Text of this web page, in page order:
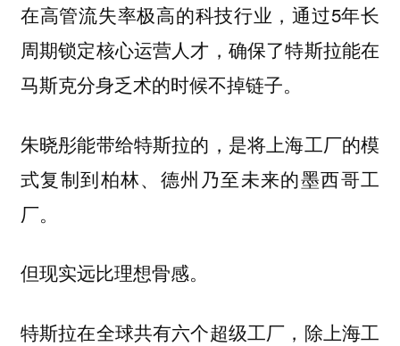
在高管流失率极高的科技行业，通过5年长
周期锁定核心运营人才，确保了特斯拉能在
马斯克分身乏术的时候不掉链子。
朱晓彤能带给特斯拉的，是将上海工厂的模
式复制到柏林、德州乃至未来的墨西哥工
厂。
但现实远比理想骨感。
特斯拉在全球共有六个超级工厂，除上海工